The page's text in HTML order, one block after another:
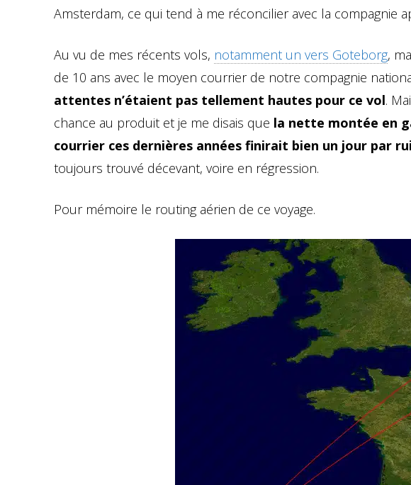
Amsterdam, ce qui tend à me réconcilier avec la compagnie
Au vu de mes récents vols, notamment un vers Goteborg,
de 10 ans avec le moyen courrier de notre compagnie
attentes n’étaient pas tellement hautes pour ce vol.
chance au produit et je me disais que la nette montée en
courrier ces dernières années finirait bien un jour par
toujours trouvé décevant, voire en régression.
Pour mémoire le routing aérien de ce voyage.